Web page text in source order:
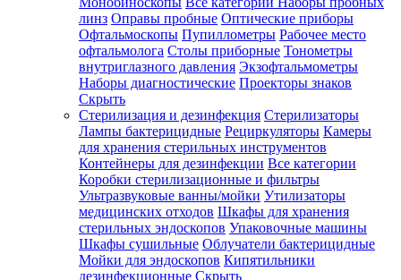
линз Оправы пробные Оптические приборы
Офтальмоскопы Пупиллометры Рабочее место
офтальмолога Столы приборные Тонометры
внутриглазного давления Экзофтальмометры
Наборы диагностические Проекторы знаков
Скрыть
Стерилизация и дезинфекция Стерилизаторы
Лампы бактерицидные Рециркуляторы Камеры
для хранения стерильных инструментов
Контейнеры для дезинфекции Все категории
Коробки стерилизационные и фильтры
Ультразвуковые ванны/мойки Утилизаторы
медицинских отходов Шкафы для хранения
стерильных эндоскопов Упаковочные машины
Шкафы сушильные Облучатели бактерицидные
Мойки для эндоскопов Кипятильники
дезинфекционные Скрыть